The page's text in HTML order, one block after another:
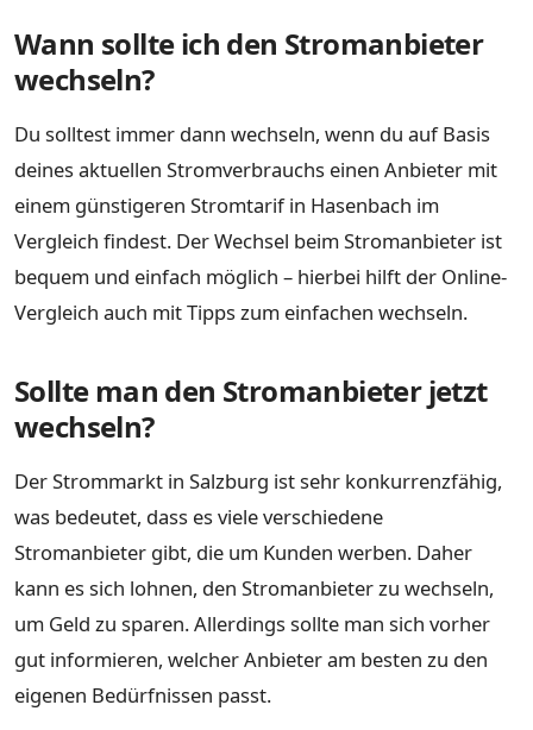
Wann sollte ich den Stromanbieter
wechseln?
Du solltest immer dann wechseln, wenn du auf Basis
deines aktuellen Stromverbrauchs einen Anbieter mit
einem günstigeren Stromtarif in Hasenbach im
Vergleich findest. Der Wechsel beim Stromanbieter ist
bequem und einfach möglich – hierbei hilft der Online-
Vergleich auch mit Tipps zum einfachen wechseln.
Sollte man den Stromanbieter jetzt
wechseln?
Der Strommarkt in Salzburg ist sehr konkurrenzfähig,
was bedeutet, dass es viele verschiedene
Stromanbieter gibt, die um Kunden werben. Daher
kann es sich lohnen, den Stromanbieter zu wechseln,
um Geld zu sparen. Allerdings sollte man sich vorher
gut informieren, welcher Anbieter am besten zu den
eigenen Bedürfnissen passt.